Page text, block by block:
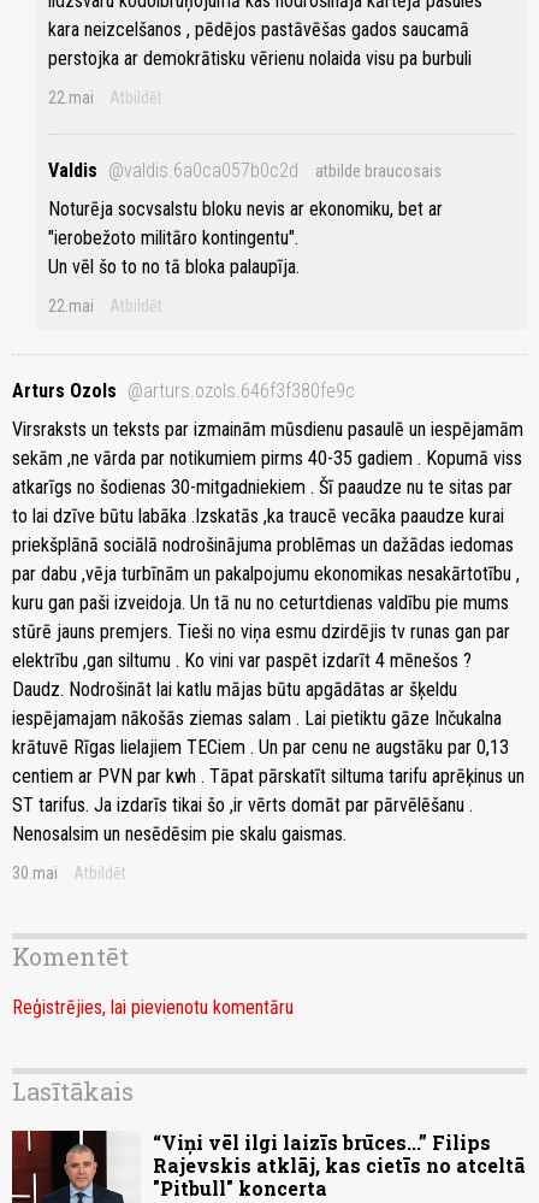
kara neizcelšanos , pēdējos pastāvēšas gados saucamā
perstojka ar demokrātisku vērienu nolaida visu pa burbuli
22.mai Atbildēt
Valdis @valdis.6a0ca057b0c2d atbilde braucosais
Noturēja socvsalstu bloku nevis ar ekonomiku, bet ar
"ierobežoto militāro kontingentu".
Un vēl šo to no tā bloka palaupīja.
22.mai Atbildēt
Arturs Ozols @arturs.ozols.646f3f380fe9c
Virsraksts un teksts par izmainām mūsdienu pasaulē un iespējamām
sekām ,ne vārda par notikumiem pirms 40-35 gadiem . Kopumā viss
atkarīgs no šodienas 30-mitgadniekiem . Šī paaudze nu te sitas par
to lai dzīve būtu labāka .Izskatās ,ka traucē vecāka paaudze kurai
priekšplānā sociālā nodrošinājuma problēmas un dažādas iedomas
par dabu ,vēja turbīnām un pakalpojumu ekonomikas nesakārtotību ,
kuru gan paši izveidoja. Un tā nu no ceturtdienas valdību pie mums
stūrē jauns premjers. Tieši no viņa esmu dzirdējis tv runas gan par
elektrību ,gan siltumu . Ko vini var paspēt izdarīt 4 mēnešos ?
Daudz. Nodrošināt lai katlu mājas būtu apgādātas ar šķeldu
iespējamajam nākošās ziemas salam . Lai pietiktu gāze Inčukalna
krātuvē Rīgas lielajiem TECiem . Un par cenu ne augstāku par 0,13
centiem ar PVN par kwh . Tāpat pārskatīt siltuma tarifu aprēķinus un
ST tarifus. Ja izdarīs tikai šo ,ir vērts domāt par pārvēlēšanu .
Nenosalsim un nesēdēsim pie skalu gaismas.
30.mai Atbildēt
Komentēt
Reģistrējies, lai pievienotu komentāru
Lasītākais
“Viņi vēl ilgi laizīs brūces...” Filips
Rajevskis atklāj, kas cietīs no atceltā
"Pitbull" koncerta